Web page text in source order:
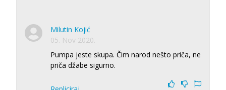
Milutin Kojić
05. Nov 2020.
Pumpa jeste skupa. Čim narod nešto priča, ne
priča džabe sigurno.